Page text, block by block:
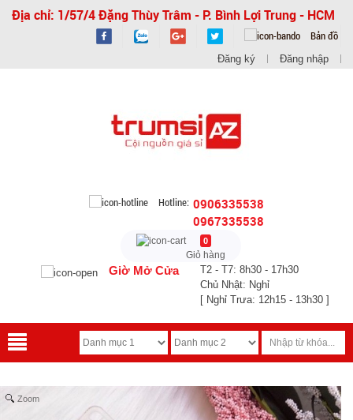
Địa chỉ: 1/57/4 Đặng Thùy Trâm - P. Bình Lợi Trung - HCM
Bản đồ
Đăng ký Đăng nhập
Hotline: 0906335538
0967335538
0
Giỏ hàng
Giờ Mở Cửa
T2 - T7: 8h30 - 17h30
Chủ Nhật: Nghỉ
[ Nghỉ Trưa: 12h15 - 13h30 ]
Zoom